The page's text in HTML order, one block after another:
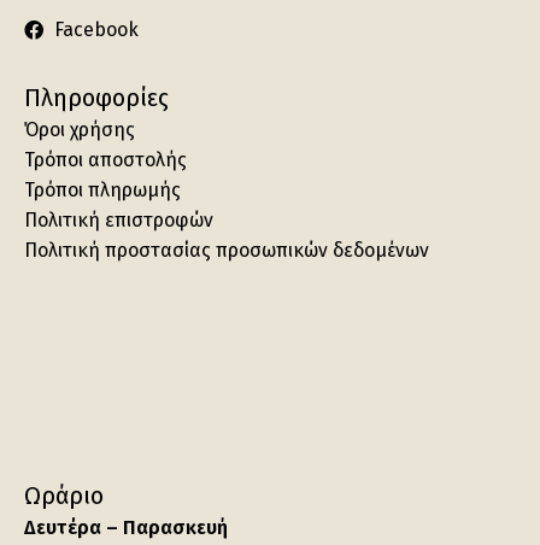
Facebook
Πληροφορίες
Όροι χρήσης
Τρόποι αποστολής
Τρόποι πληρωμής
Πολιτική επιστροφών
Πολιτική προστασίας προσωπικών δεδομένων
Ωράριο
Δευτέρα – Παρασκευή